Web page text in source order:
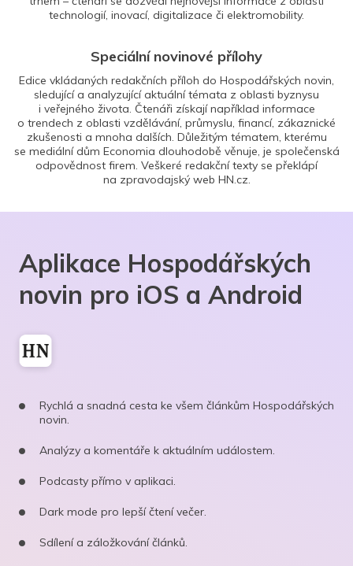
technologií, inovací, digitalizace či elektromobility.
Speciální novinové přílohy
Edice vkládaných redakčních příloh do Hospodářských novin,
sledující a analyzující aktuální témata z oblasti byznysu
i veřejného života. Čtenáři získají například informace
o trendech z oblasti vzdělávání, průmyslu, financí, zákaznické
zkušenosti a mnoha dalších. Důležitým tématem, kterému
se mediální dům Economia dlouhodobě věnuje, je společenská
odpovědnost firem. Veškeré redakční texty se překlápí
na zpravodajský web HN.cz.
Aplikace Hospodářských
novin pro iOS a Android
Rychlá a snadná cesta ke všem článkům Hospodářských
novin.
Analýzy a komentáře k aktuálním událostem.
Podcasty přímo v aplikaci.
Dark mode pro lepší čtení večer.
Sdílení a záložkování článků.